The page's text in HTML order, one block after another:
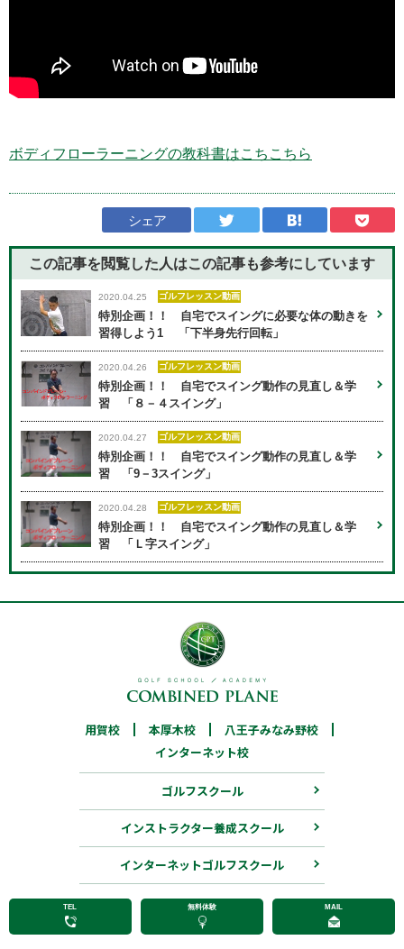
ボディフローラーニングの教科書はこちこちら
シェア
この記事を閲覧した人はこの記事も参考にしています
2020.04.25 ゴルフレッスン動画
特別企画！！ 自宅でスイングに必要な体の動きを
習得しよう1 「下半身先行回転」
2020.04.26 ゴルフレッスン動画
特別企画！！ 自宅でスイング動作の見直し＆学
習 「８－４スイング」
2020.04.27 ゴルフレッスン動画
特別企画！！ 自宅でスイング動作の見直し＆学
習 「9－3スイング」
2020.04.28 ゴルフレッスン動画
特別企画！！ 自宅でスイング動作の見直し＆学
習 「Ｌ字スイング」
用賀校 本厚木校
八王子みなみ野校
インターネット校
ゴルフスクール
インストラクター養成スクール
インターネットゴルフスクール
TEL
用賀校
046-205-7172
八王子みなみ野校
042-683-4925
03-6913-5455
インストラクター養成スクール
03-6805-7572
無料体験 MAIL